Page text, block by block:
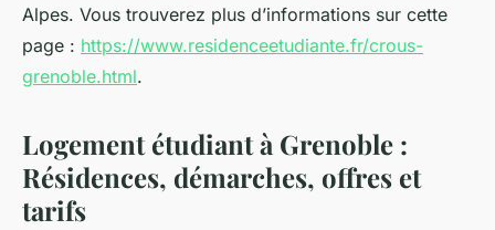
Alpes. Vous trouverez plus d’informations sur cette
page : https://www.residenceetudiante.fr/crous-
grenoble.html.
Logement étudiant à Grenoble :
Résidences, démarches, offres et
tarifs